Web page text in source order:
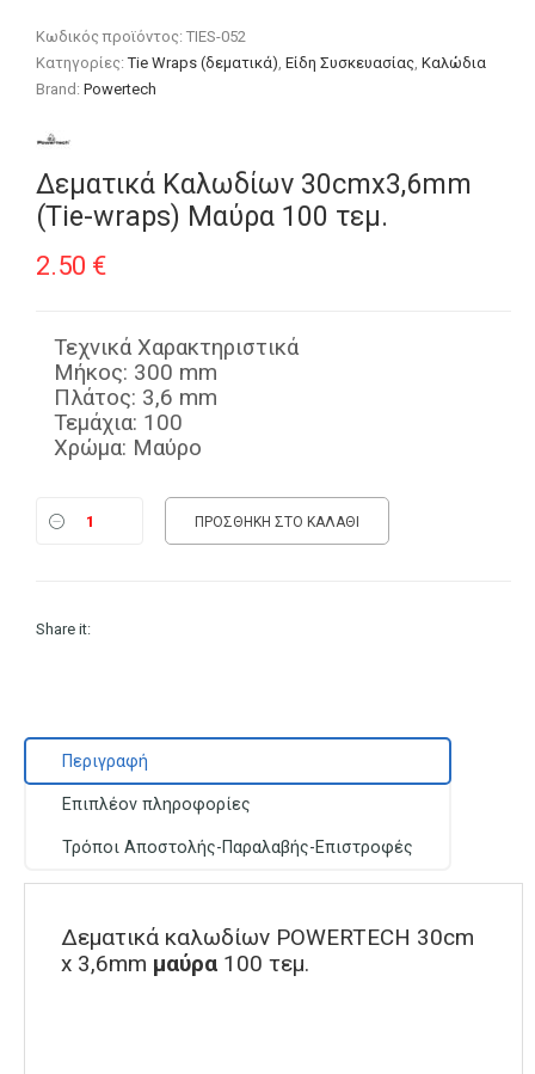
Κωδικός προϊόντος:TIES-052
Κατηγορίες:Tie Wraps (δεματικά) ,Είδη Συσκευασίας ,Καλώδια
Brand:Powertech
Δεματικά Καλωδίων 30cmx3,6mm
(Τie-wraps) Μαύρα 100 τεμ.
2.50 €
Τεχνικά Χαρακτηριστικά
Μήκος: 300 mm
Πλάτος: 3,6 mm
Τεμάχια: 100
Χρώμα: Μαύρο
ΠΡΟΣΘΉΚΗ ΣΤΟ ΚΑΛΆΘΙ
Share it:
Περιγραφή
Επιπλέον πληροφορίες
Τρόποι Αποστολής-Παραλαβής-Επιστροφές
Δεματικά καλωδίων POWERTECH 30cm
x 3,6mm μαύρα 100 τεμ.